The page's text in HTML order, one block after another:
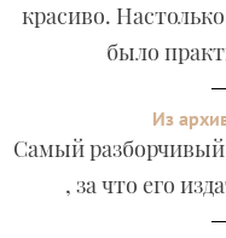
красиво.
было
Из
Самый
, за что его